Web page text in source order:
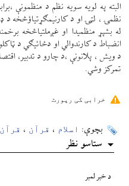
البته په لویه سویه نظم د منظمونې
نظمۍ ، لټۍ او د کارنیمګړتیاؤڅخه د
له بشپړ منظمیدا او غږملتیاڅخه
انضباط د کارندوالي او دځائيګي د
د ویش ، پلانونې ،د چارو د تدبیر،
تمرکز وشي.
خرابی کی رپورٹ
بچوې: اسلام ، قرآن ،
ستاسو نظر
د خبر لمبر